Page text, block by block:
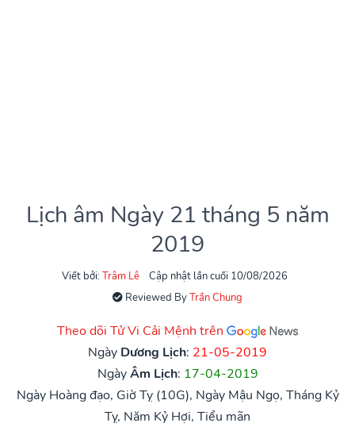
Lịch âm Ngày 21 tháng 5 năm
2019
Viết bởi: Trâm Lê
Cập nhật lần cuối 10/08/2026
Reviewed ByTrần Chung
Theo dõi Tử Vi Cải Mệnh trên
Ngày Dương Lịch: 21-05-2019
NgàyÂm Lịch: 17-04-2019
Ngày Hoàng đạo, Giờ Tỵ (10G), Ngày Mậu Ngọ, Tháng Kỷ
Tỵ, Năm Kỷ Hợi, Tiểu mãn